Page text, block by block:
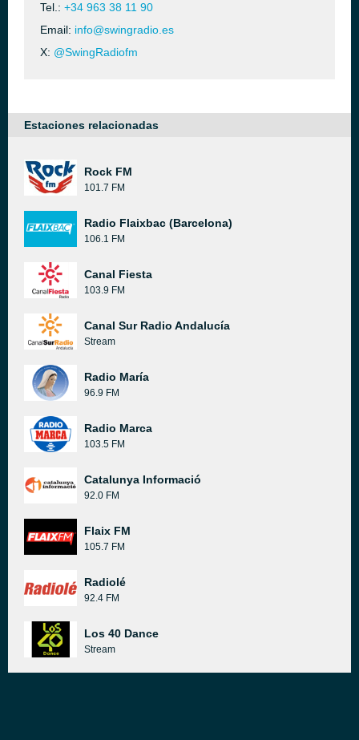
Tel.: +34 963 38 11 90
Email: info@swingradio.es
X: @SwingRadiofm
Estaciones relacionadas
Rock FM
101.7 FM
Radio Flaixbac (Barcelona)
106.1 FM
Canal Fiesta
103.9 FM
Canal Sur Radio Andalucía
Stream
Radio María
96.9 FM
Radio Marca
103.5 FM
Catalunya Informació
92.0 FM
Flaix FM
105.7 FM
Radiolé
92.4 FM
Los 40 Dance
Stream